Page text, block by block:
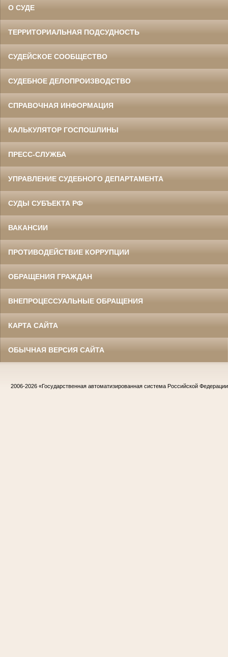
О СУДЕ
ТЕРРИТОРИАЛЬНАЯ ПОДСУДНОСТЬ
СУДЕЙСКОЕ СООБЩЕСТВО
СУДЕБНОЕ ДЕЛОПРОИЗВОДСТВО
СПРАВОЧНАЯ ИНФОРМАЦИЯ
КАЛЬКУЛЯТОР ГОСПОШЛИНЫ
ПРЕСС-СЛУЖБА
УПРАВЛЕНИЕ СУДЕБНОГО ДЕПАРТАМЕНТА
СУДЫ СУБЪЕКТА РФ
ВАКАНСИИ
ПРОТИВОДЕЙСТВИЕ КОРРУПЦИИ
ОБРАЩЕНИЯ ГРАЖДАН
ВНЕПРОЦЕССУАЛЬНЫЕ ОБРАЩЕНИЯ
КАРТА САЙТА
ОБЫЧНАЯ ВЕРСИЯ САЙТА
2006-2026 «Государственная автоматизированная система Российской